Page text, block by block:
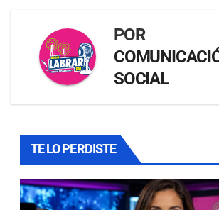
POR
SOCIAL
TE LO PERDISTE